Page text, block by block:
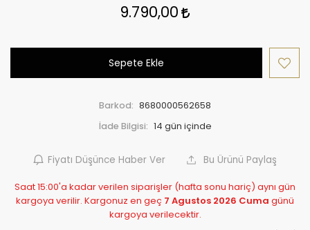
9.790,00
Sepete Ekle
Barkod: 8680000562658
İade Bilgisi:
Fiyatı Düşünce Haber Ver Bu Ürünü Paylaş
Saat 15:00'a kadar verilen siparişler (hafta sonu hariç) aynı gün
kargoya verilir. Kargonuz en geç 7 Agustos 2026 Cuma günü
kargoya verilecektir.